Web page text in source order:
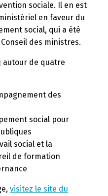
sociale. Il en est
en faveur du
social, qui a été
des ministres.
autour de quatre
des
social pour
social et la
de formation
visitez le site du